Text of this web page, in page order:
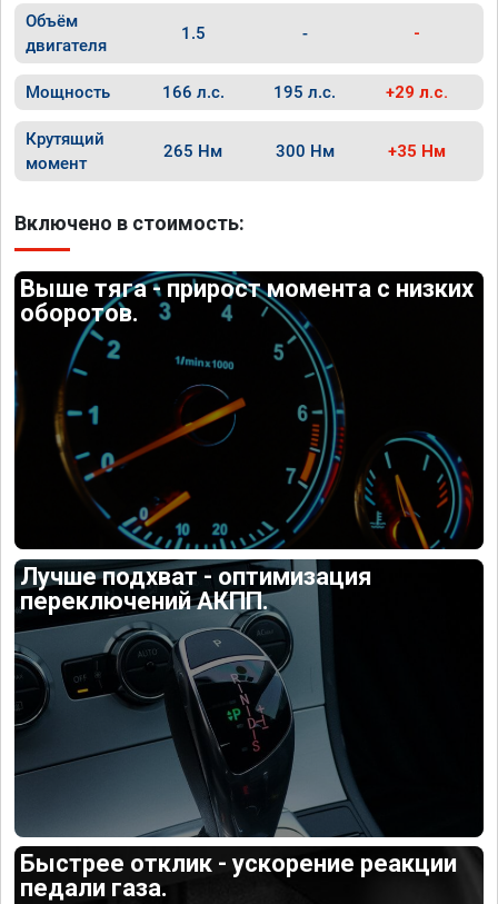
Объём
двигателя
1.5 - -
Мощность 166 л.с. 195 л.с. +29 л.с.
Крутящий
момент
265 Нм 300 Нм +35 Нм
Включено в стоимость:
Выше тяга - прирост момента с низких
оборотов.
Лучше подхват - оптимизация
переключений АКПП.
Быстрее отклик - ускорение реакции
педали газа.